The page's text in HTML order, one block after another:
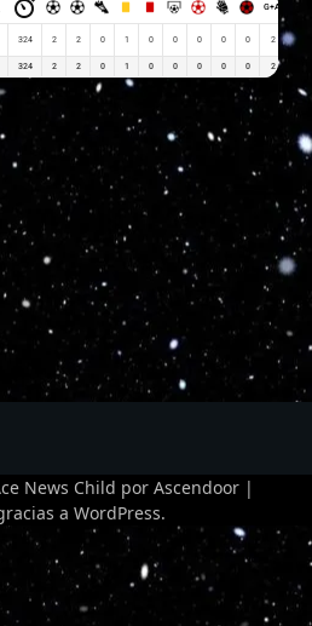
G+A
324 2 2 0 1 0 0 0 0 0 2 0.17
324 2 2 0 1 0 0 0 0 0 2
News Child por Ascendoor |
a WordPress.